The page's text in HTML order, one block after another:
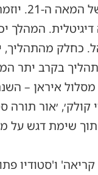
החינוך
כחלק מהתהליך,
בקרב יתר
מסלול איראן –
׳אור תורה
שימת דגש על
ו'סטודיו